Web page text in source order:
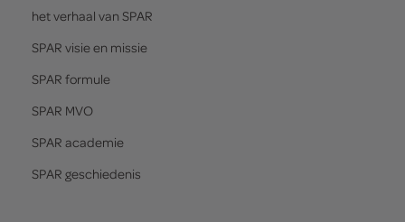
het verhaal van SPAR
SPAR visie en missie
SPAR formule
SPAR MVO
SPAR academie
SPAR geschiedenis